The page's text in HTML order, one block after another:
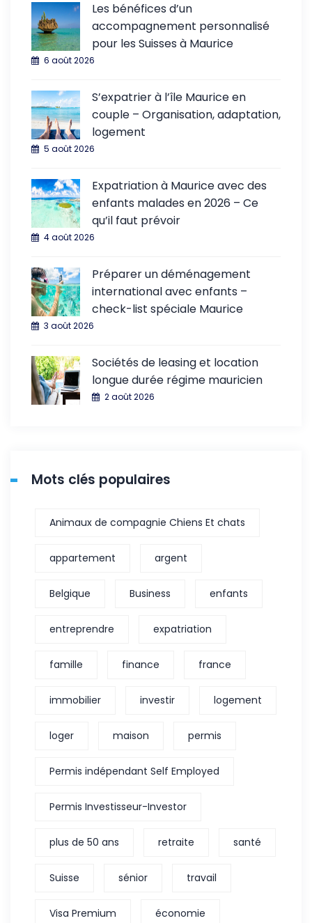
Les bénéfices d’un
accompagnement personnalisé
pour les Suisses à Maurice
6 août 2026
S’expatrier à l’île Maurice en
couple – Organisation, adaptation,
logement
5 août 2026
Expatriation à Maurice avec des
enfants malades en 2026 – Ce
qu’il faut prévoir
4 août 2026
Préparer un déménagement
international avec enfants –
check-list spéciale Maurice
3 août 2026
Sociétés de leasing et location
longue durée régime mauricien
2 août 2026
Mots clés populaires
Animaux de compagnie Chiens Et chats
appartement argent
Belgique Business enfants
entreprendre expatriation
famille finance france
immobilier investir logement
loger maison permis
Permis indépendant Self Employed
Permis Investisseur-Investor
plus de 50 ans retraite santé
Suisse sénior travail
Visa Premium économie